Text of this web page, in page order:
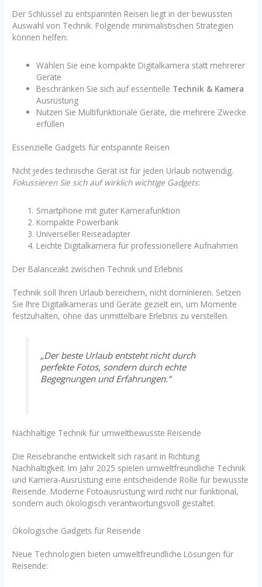
Der Schlüssel zu entspannten Reisen liegt in der bewussten
Auswahl von Technik. Folgende minimalistischen Strategien
können helfen:
Wählen Sie eine kompakte Digitalkamera statt mehrerer
Geräte
Beschränken Sie sich auf essentielle Technik & Kamera
Ausrüstung
Nutzen Sie Multifunktionale Geräte, die mehrere Zwecke
erfüllen
Essenzielle Gadgets für entspannte Reisen
Nicht jedes technische Gerät ist für jeden Urlaub notwendig.
Fokussieren Sie sich auf wirklich wichtige Gadgets:
Smartphone mit guter Kamerafunktion
Kompakte Powerbank
Universeller Reiseadapter
Leichte Digitalkamera für professionellere Aufnahmen
Der Balanceakt zwischen Technik und Erlebnis
Technik soll Ihren Urlaub bereichern, nicht dominieren. Setzen
Sie Ihre Digitalkameras und Geräte gezielt ein, um Momente
festzuhalten, ohne das unmittelbare Erlebnis zu verstellen.
„Der beste Urlaub entsteht nicht durch
perfekte Fotos, sondern durch echte
Begegnungen und Erfahrungen.“
Nachhaltige Technik für umweltbewusste Reisende
Die Reisebranche entwickelt sich rasant in Richtung
Nachhaltigkeit. Im Jahr 2025 spielen umweltfreundliche Technik
und Kamera-Ausrüstung eine entscheidende Rolle für bewusste
Reisende. Moderne Fotoausrüstung wird nicht nur funktional,
sondern auch ökologisch verantwortungsvoll gestaltet.
Ökologische Gadgets für Reisende
Neue Technologien bieten umweltfreundliche Lösungen für
Reisende: